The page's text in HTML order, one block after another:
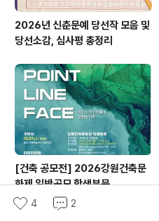
2026년 신춘문예 당선작 모음 및
당선소감, 심사평 총정리
[건축 공모전] 2026강원건축문
화제 일반공모 학생부문
4 2